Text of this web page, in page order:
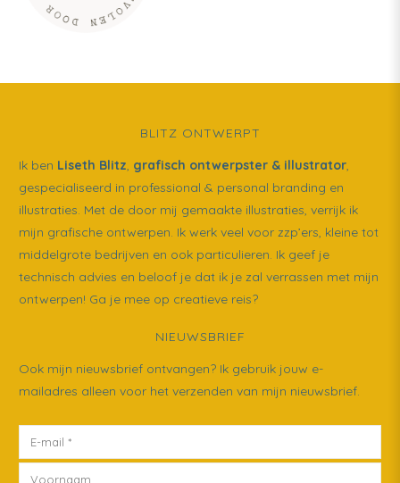
BLITZ ONTWERPT
Ik ben Liseth Blitz grafisch ontwerpster & illustrator,
gespecialiseerd in professional & personal branding en
illustraties. Met de door mij gemaakte illustraties, verrijk ik
mijn grafische ontwerpen. Ik werk veel voor zzp’ers, kleine tot
middelgrote bedrijven en ook particulieren. Ik geef je
technisch advies en beloof je dat ik je zal verrassen met mijn
ontwerpen! Ga je mee op creatieve reis?
NIEUWSBRIEF
Ook mijn nieuwsbrief ontvangen? Ik gebruik jouw e-
mailadres alleen voor het verzenden van mijn nieuwsbrief.